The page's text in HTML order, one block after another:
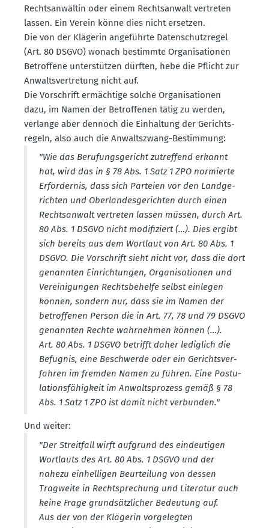
Rechts­an­wältin oder einem Rechts­anwalt vertreten
lassen. Ein Verein könne dies nicht ersetzen.
Die von der Klägerin angeführte Daten­schutz­regel
(Art. 80 DSGVO) wonach bestimmte Organi­sa­tionen
Betroffene unter­stützen dürften, hebe die Pflicht zur
Anwalts­ver­tretung nicht auf.
Die Vorschrift ermächtige solche Organi­sa­tionen
dazu, im Namen der Betrof­fenen tätig zu werden,
verlange aber dennoch die Einhaltung der Gerichts­
regeln, also auch die Anwalts­zwang-Bestimmung:
"Wie das Berufungs­ge­richt zutreffend erkannt
hat, wird das in § 78 Abs. 1 Satz 1 ZPO normierte
Erfor­dernis, dass sich Parteien vor den Landge­
richten und Oberlan­des­ge­richten durch einen
Rechts­anwalt vertreten lassen müssen, durch Art.
80 Abs. 1 DSGVO nicht modifi­ziert (…). Dies ergibt
sich bereits aus dem Wortlaut von Art. 80 Abs. 1
DSGVO. Die Vorschrift sieht nicht vor, dass die dort
genannten Einrich­tungen, Organi­sa­tionen und
Verei­ni­gungen Rechts­be­helfe selbst einlegen
können, sondern nur, dass sie im Namen der
betrof­fenen Person die in Art. 77, 78 und 79 DSGVO
genannten Rechte wahrnehmen können (…).
Art. 80 Abs. 1 DSGVO betrifft daher lediglich die
Befugnis, eine Beschwerde oder ein Gerichts­ver­
fahren im fremden Namen zu führen. Eine Postu­
la­ti­ons­fä­higkeit im Anwalts­prozess gemäß § 78
Abs. 1 Satz 1 ZPO ist damit nicht verbunden."
Und weiter:
"Der Streitfall wirft aufgrund des eindeu­tigen
Wortlauts des Art. 80 Abs. 1 DSGVO und der
nahezu einhel­ligen Beurteilung von dessen
Tragweite in Recht­spre­chung und Literatur auch
keine Frage grund­sätz­licher Bedeutung auf.
Aus der von der Klägerin vorge­legten